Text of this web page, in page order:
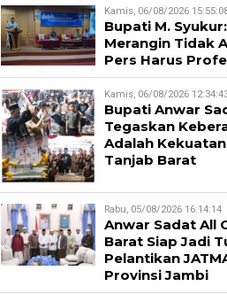
Kamis, 06/08/2026
Bupati M.
Merangin Tidak
Pers Harus
Kamis, 06/08/2026
Bupati Anwar
Tegaskan
Adalah
Tanjab Barat
Rabu, 05/08/2026 16:14:14
Anwar Sadat All
Barat Siap Jadi
Pelantikan
Provinsi Jambi